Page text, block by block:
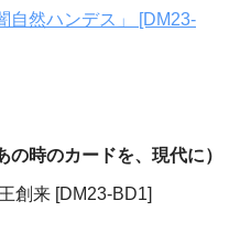
自然ハンデス」 [DM23-
時のカードを、現代に）
創来 [DM23-BD1]